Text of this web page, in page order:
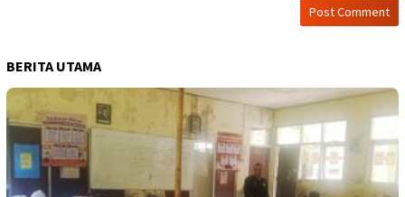
BERITA UTAMA